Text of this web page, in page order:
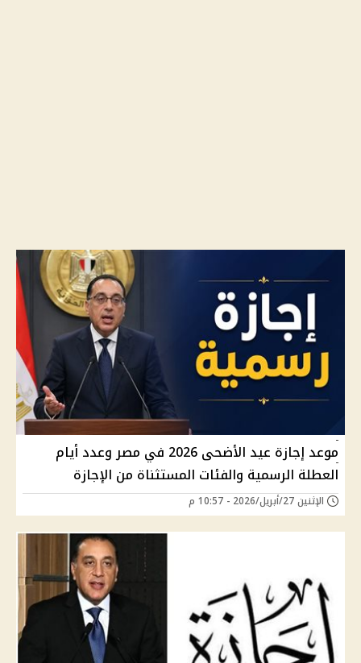
موعد إجازة عيد الأضحى 2026 في مصر وعدد أيام
العطلة الرسمية والفئات المستثناة من الإجازة
الإثنين 27/أبريل/2026 - 10:57 م